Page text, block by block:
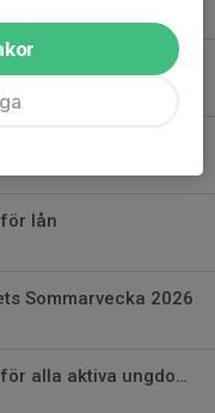
lån
Sommarvecka 2026
Vasaloppserbjudande 2026 för alla aktiva ungdomar och ledare i Sälens IF